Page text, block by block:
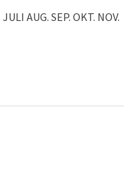
JULI AUG. SEP. OKT. NOV.